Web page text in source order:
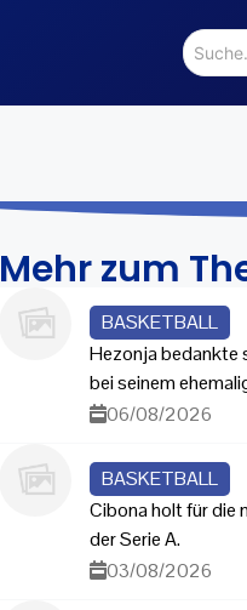
Mehr zum
BASKETBALL
Hezonja bedankte
bei seinem
06/08/2026
BASKETBALL
Cibona holt für die
der Serie A.
03/08/2026